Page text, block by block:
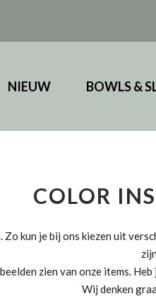
NIEUW BOWLS &
COLOR
kun je bij ons kiezen uit
zien van onze items.
Wij denken